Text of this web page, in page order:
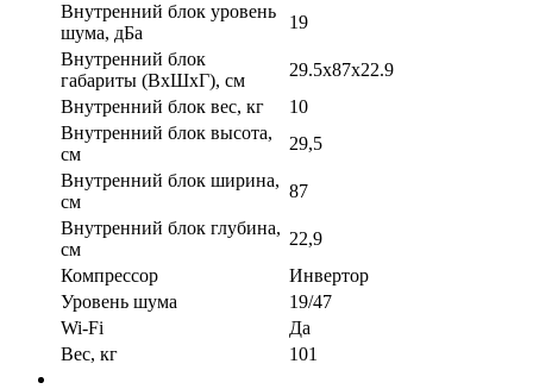
Внутренний блок уровень
шума, дБа
19
Внутренний блок
габариты (ВхШхГ), см
29.5x87x22.9
Внутренний блок вес, кг
10
Внутренний блок высота,
см
29,5
Внутренний блок ширина,
см
87
Внутренний блок глубина,
см
22,9
Компрессор
Инвертор
Уровень шума
19/47
Wi-Fi
Да
Вес, кг
101